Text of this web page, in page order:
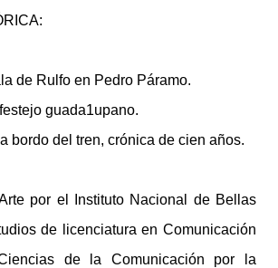
de Rulfo en Pedro Páramo.
guada1upano.
bordo del tren, crónica de cien años.
por el Instituto Nacional de Bellas
de licenciatura en Comunicación
de la Comunicación por la